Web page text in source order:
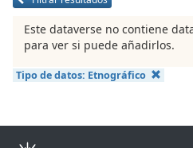
Este dataverse no contiene
para ver si puede añadirlos.
Tipo de datos: Etnográfico